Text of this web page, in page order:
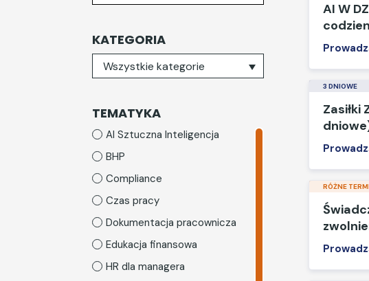
KATEGORIA
Wybierz kategorię
Wszystkie kategorie
TEMATYKA
AI Sztuczna Inteligencja
BHP
Compliance
Czas pracy
Dokumentacja pracownicza
Edukacja finansowa
HR dla managera
AI W
3 DNIOWE
Zasiłki
RÓŻNE